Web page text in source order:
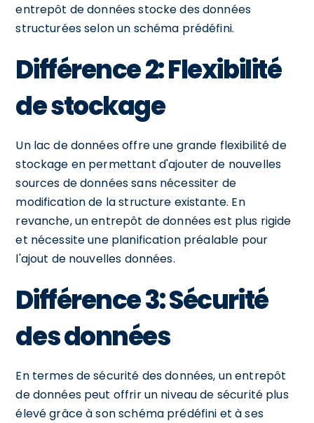
entrepôt de données stocke des données
structurées selon un schéma prédéfini.
Différence 2: Flexibilité
de stockage
Un lac de données offre une grande flexibilité de
stockage en permettant d'ajouter de nouvelles
sources de données sans nécessiter de
modification de la structure existante. En
revanche, un entrepôt de données est plus rigide
et nécessite une planification préalable pour
l'ajout de nouvelles données.
Différence 3: Sécurité
des données
En termes de sécurité des données, un entrepôt
de données peut offrir un niveau de sécurité plus
élevé grâce à son schéma prédéfini et à ses